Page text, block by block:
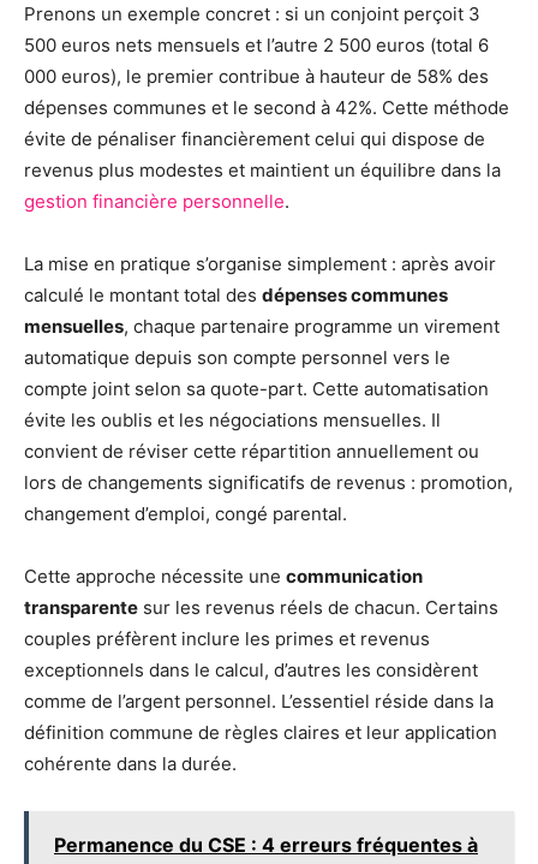
Prenons un exemple concret : si un conjoint perçoit 3
500 euros nets mensuels et l’autre 2 500 euros (total 6
000 euros), le premier contribue à hauteur de 58% des
dépenses communes et le second à 42%. Cette méthode
évite de pénaliser financièrement celui qui dispose de
revenus plus modestes et maintient un équilibre dans la
gestion financière personnelle.
La mise en pratique s’organise simplement : après avoir
calculé le montant total des dépenses communes
mensuelles, chaque partenaire programme un virement
automatique depuis son compte personnel vers le
compte joint selon sa quote-part. Cette automatisation
évite les oublis et les négociations mensuelles. Il
convient de réviser cette répartition annuellement ou
lors de changements significatifs de revenus : promotion,
changement d’emploi, congé parental.
Cette approche nécessite une communication
transparente sur les revenus réels de chacun. Certains
couples préfèrent inclure les primes et revenus
exceptionnels dans le calcul, d’autres les considèrent
comme de l’argent personnel. L’essentiel réside dans la
définition commune de règles claires et leur application
cohérente dans la durée.
Permanence du CSE : 4 erreurs fréquentes à